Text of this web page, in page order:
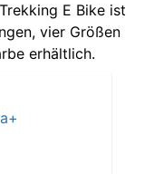
E Bike ist
vier Größen
erhältlich.